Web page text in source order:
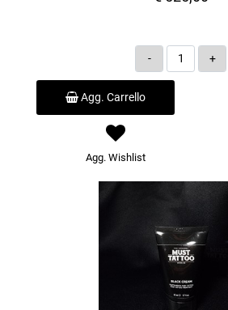
Quantità
Agg. Carrello
Agg. Wishlist